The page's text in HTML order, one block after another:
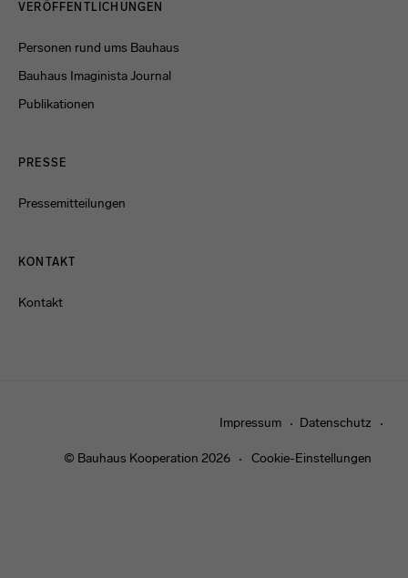
VERÖFFENTLICHUNGEN
Personen rund ums Bauhaus
Bauhaus Imaginista Journal
Publikationen
PRESSE
Pressemitteilungen
KONTAKT
Kontakt
Impressum Datenschutz
© Bauhaus Kooperation 2026 Cookie-Einstellungen